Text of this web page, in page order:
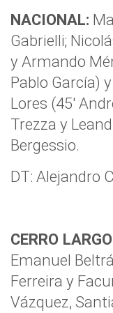
NACIONAL:
Gabrielli;
y Armando
Pablo García)
Lores (45′
Trezza y
Bergessio.
DT: Alejandro
CERRO
Emanuel
Ferreira y
Vázquez,